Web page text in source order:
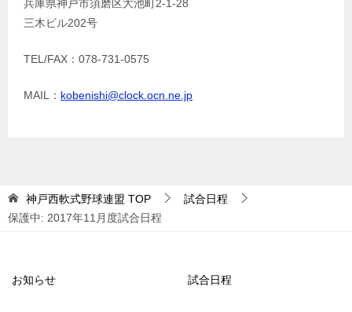
兵庫県神戸市須磨区大池町2-1-28
三木ビル202号
TEL/FAX：078-731-0575
MAIL： kobenishi@clock.ocn.ne.jp
神戸西軟式野球連盟 TOP
試合日程
保護中: 2017年11月度試合日程
お知らせ 試合日程